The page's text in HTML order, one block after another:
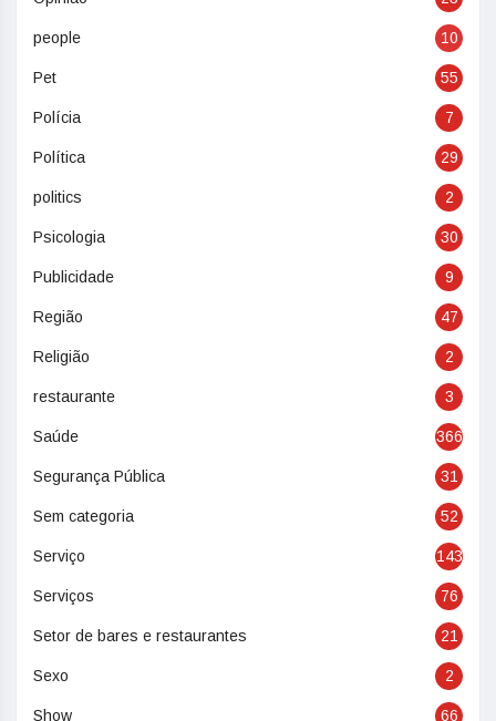
people 10
Pet 55
Polícia 7
Política 29
politics 2
Psicologia 30
Publicidade 9
Região 47
Religião 2
restaurante 3
Saúde 366
Segurança Pública 31
Sem categoria 52
Serviço 143
Serviços 76
Setor de bares e restaurantes 21
Sexo 2
Show 66